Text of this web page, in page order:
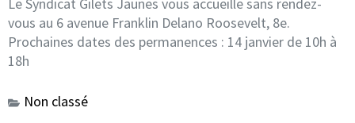
Le Syndicat Gilets Jaunes vous accueille sans rendez-
vous au 6 avenue Franklin Delano Roosevelt, 8e.
Prochaines dates des permanences : 14 janvier de 10h à
18h
Non classé